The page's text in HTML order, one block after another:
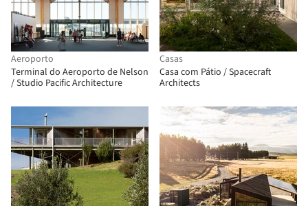
Aeroporto
Terminal do Aeroporto de Nelson
/ Studio Pacific Architecture
Casas
Casa com Pátio / Spacecraft
Architects